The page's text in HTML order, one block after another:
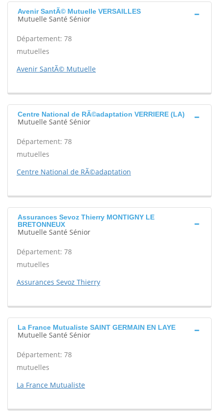
Avenir SantÃ© Mutuelle VERSAILLES
Mutuelle Santé Sénior
Département: 78
mutuelles
Avenir SantÃ© Mutuelle
Centre National de RÃ©adaptation VERRIERE (LA)
Mutuelle Santé Sénior
Département: 78
mutuelles
Centre National de RÃ©adaptation
Assurances Sevoz Thierry MONTIGNY LE
BRETONNEUX
Mutuelle Santé Sénior
Département: 78
mutuelles
Assurances Sevoz Thierry
La France Mutualiste SAINT GERMAIN EN LAYE
Mutuelle Santé Sénior
Département: 78
mutuelles
La France Mutualiste